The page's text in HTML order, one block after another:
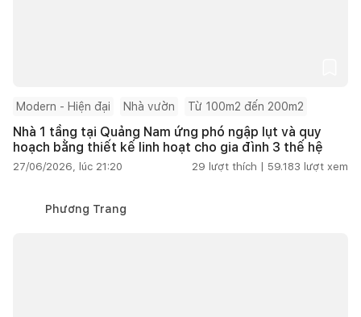
Modern - Hiện đại Nhà vườn Từ 100m2 đến 200m2
Nhà 1 tầng tại Quảng Nam ứng phó ngập lụt và quy
hoạch bằng thiết kế linh hoạt cho gia đình 3 thế hệ
27/06/2026, lúc 21:20 29 lượt thích | 59.183 lượt xem
Phương Trang